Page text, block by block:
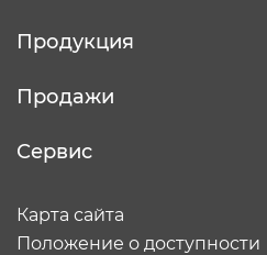
Продукция
Продажи
Сервис
Карта сайта
Положение о доступности